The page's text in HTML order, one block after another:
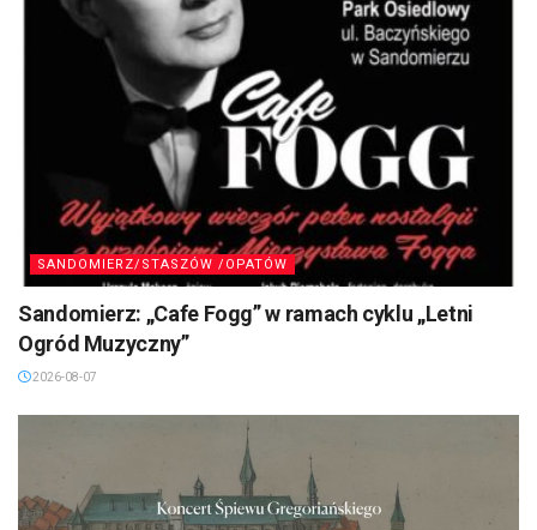
SANDOMIERZ/STASZÓW /OPATÓW
Sandomierz: „Cafe Fogg” w ramach cyklu „Letni
Ogród Muzyczny”
2026-08-07